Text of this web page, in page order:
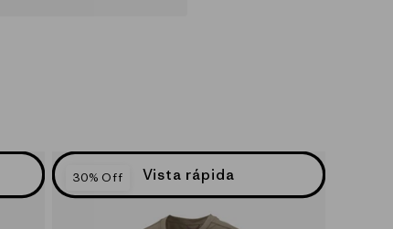
30% Off Vista rápida